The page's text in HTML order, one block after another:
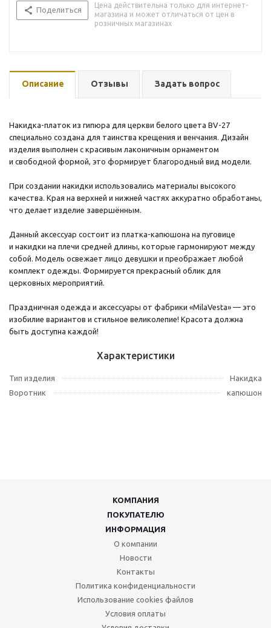
Поделиться
Цена действительна только для интернет-
магазина и может отличаться от цен в
розничных магазинах
Описание Отзывы Задать вопрос
Накидка-платок из гипюра для церкви белого цвета BV-27
специально создана для таинства крещения и венчания. Дизайн
изделия выполнен с красивым лаконичным орнаментом
и свободной формой, это формирует благородный вид модели.
При создании накидки использовались материалы высокого
качества. Края на верхней и нижней частях аккуратно обработаны,
что делает изделие завершённым.
Данный аксессуар состоит из платка-капюшона на пуговице
и накидки на плечи средней длины, которые гармонируют между
собой. Модель освежает лицо девушки и преображает любой
комплект одежды. Формируется прекрасный облик для
церковных мероприятий.
Праздничная одежда и аксессуары от фабрики «MilaVesta» — это
изобилие вариантов и стильное великолепие! Красота должна
быть доступна каждой!
Характеристики
Тип изделия
Накидка
Воротник
капюшон
КОМПАНИЯ
ПОКУПАТЕЛЮ
ИНФОРМАЦИЯ
О компании
Новости
Контакты
Политика конфиденциальности
Использование cookies файлов
Условия оплаты